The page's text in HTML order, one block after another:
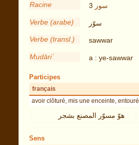
Racine سور
Verbe (arabe) سوّر
Verbe (transl.) sawwar
Mudāriʾ a : ye-sawwar
Participes
français
avoir clôturé, mis une enceinte, entouré
هوّ مسوّر المصنع بشجر
Sens